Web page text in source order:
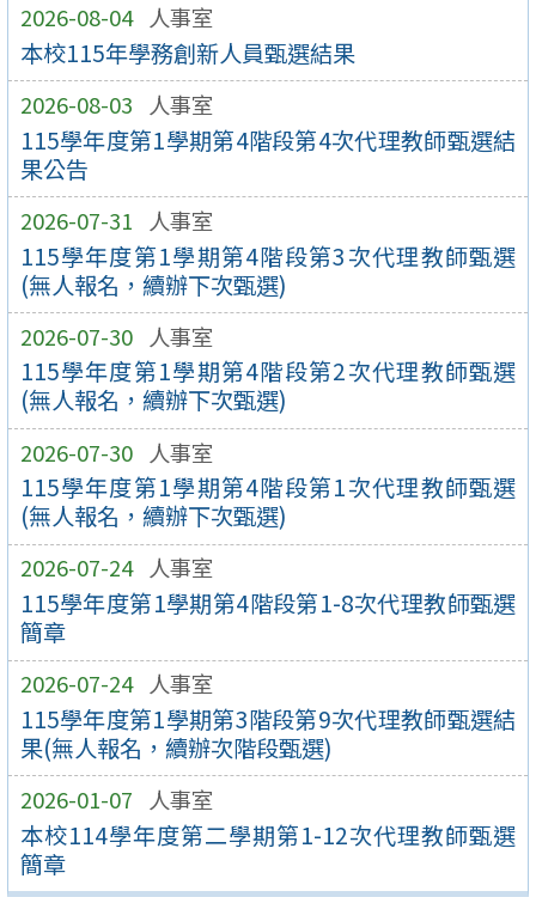
2026-08-04 人事室
本校115年學務創新人員甄選結果
2026-08-03 人事室
115學年度第1學期第4階段第4次代理教師甄選結
果公告
2026-07-31 人事室
115學年度第1學期第4階段第3次代理教師甄選
(無人報名，續辦下次甄選)
2026-07-30 人事室
115學年度第1學期第4階段第2次代理教師甄選
(無人報名，續辦下次甄選)
2026-07-30 人事室
115學年度第1學期第4階段第1次代理教師甄選
(無人報名，續辦下次甄選)
2026-07-24 人事室
115學年度第1學期第4階段第1-8次代理教師甄選
簡章
2026-07-24 人事室
115學年度第1學期第3階段第9次代理教師甄選結
果(無人報名，續辦次階段甄選)
2026-01-07 人事室
本校114學年度第二學期第1-12次代理教師甄選
簡章